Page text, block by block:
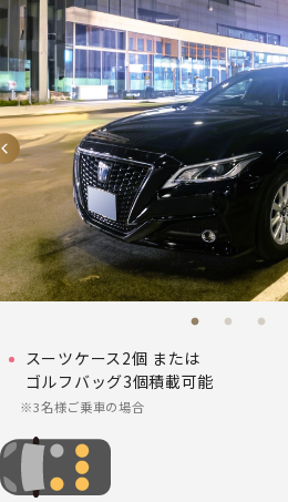
スーツケース2個 または
ゴルフバッグ3個積載可能
3名様ご乗車の場合